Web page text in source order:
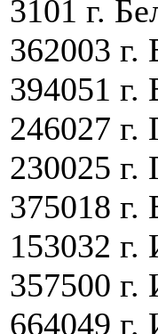
3101 г.
362003 г.
394051 г.
246027 г.
230025 г.
375018 г.
153032 г.
357500 г.
664049 г.